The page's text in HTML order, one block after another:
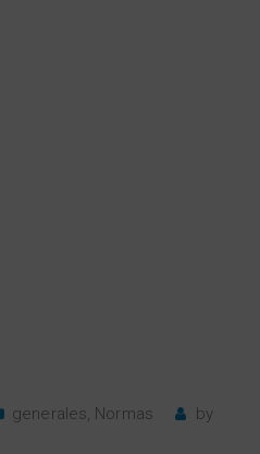
generales, Normas
by